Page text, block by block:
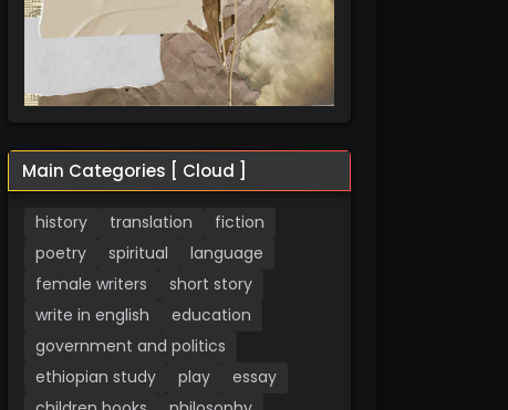
Main Categories [ Cloud ]
history translation
fiction
poetry
spiritual
language
female writers
short story
write in english
education
government and politics
ethiopian study
play
essay